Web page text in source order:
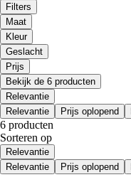
Filters
Maat
Kleur
Geslacht
Prijs
Bekijk de 6 producten
Relevantie
Relevantie
Prijs oplopend
6 producten
Sorteren op
Relevantie
Relevantie
Prijs oplopend